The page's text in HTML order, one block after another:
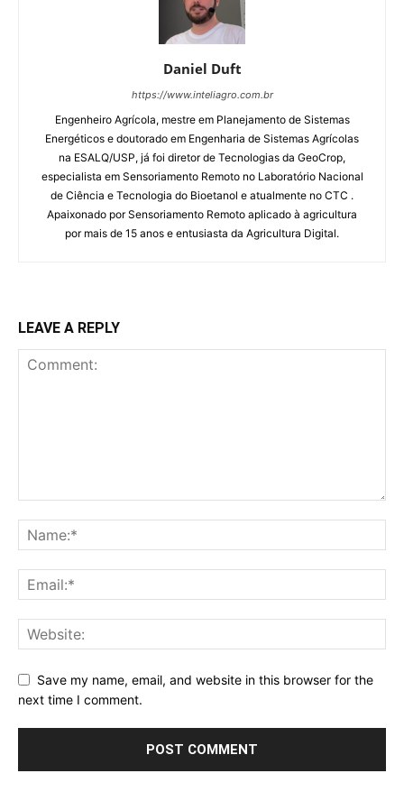
Daniel Duft
https://www.inteliagro.com.br
Engenheiro Agrícola, mestre em Planejamento de Sistemas
Energéticos e doutorado em Engenharia de Sistemas Agrícolas
na ESALQ/USP, já foi diretor de Tecnologias da GeoCrop,
especialista em Sensoriamento Remoto no Laboratório Nacional
de Ciência e Tecnologia do Bioetanol e atualmente no CTC .
Apaixonado por Sensoriamento Remoto aplicado à agricultura
por mais de 15 anos e entusiasta da Agricultura Digital.
LEAVE A REPLY
Save my name, email, and website in this browser for the
next time I comment.